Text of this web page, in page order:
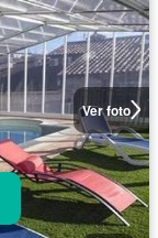
Ver foto